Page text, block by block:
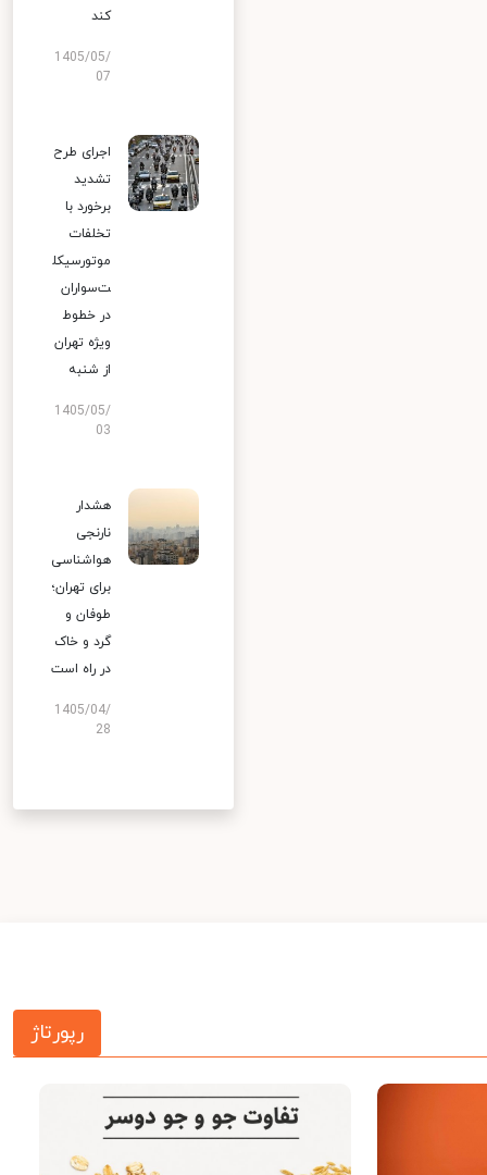
کند
1405/05/
07
اجرای طرح
تشدید
برخورد با
تخلفات
موتورسیکل
ت‌سواران
در خطوط
ویژه تهران
از شنبه
1405/05/
03
هشدار
نارنجی
هواشناسی
برای تهران؛
طوفان و
گرد و خاک
در راه است
1405/04/
28
رپورتاژ